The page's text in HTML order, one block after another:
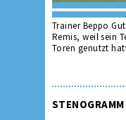
Trainer Beppo
Remis, weil sein
Toren genutzt
STENOGRAMM